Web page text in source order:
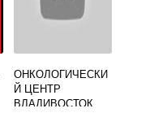
ОНКОЛОГИЧЕСКИ
Й ЦЕНТР
ВЛАДИВОСТОК